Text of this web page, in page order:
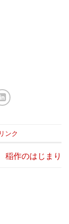
ンク
作のはじまり